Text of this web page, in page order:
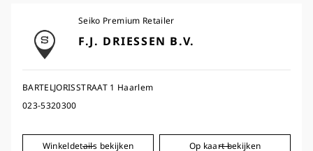
Seiko Premium Retailer
F.J. DRIESSEN B.V.
BARTELJORISSTRAAT 1 Haarlem
023-5320300
Winkeldetails bekijken Op kaart bekijken